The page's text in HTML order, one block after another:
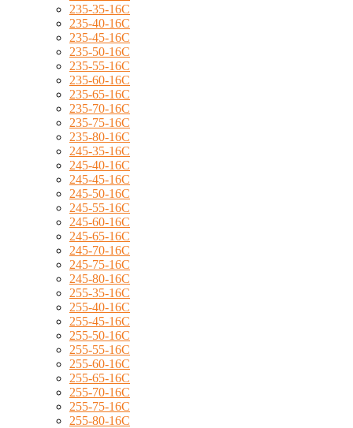
235-35-16C
235-40-16C
235-45-16C
235-50-16C
235-55-16C
235-60-16C
235-65-16C
235-70-16C
235-75-16C
235-80-16C
245-35-16C
245-40-16C
245-45-16C
245-50-16C
245-55-16C
245-60-16C
245-65-16C
245-70-16C
245-75-16C
245-80-16C
255-35-16C
255-40-16C
255-45-16C
255-50-16C
255-55-16C
255-60-16C
255-65-16C
255-70-16C
255-75-16C
255-80-16C